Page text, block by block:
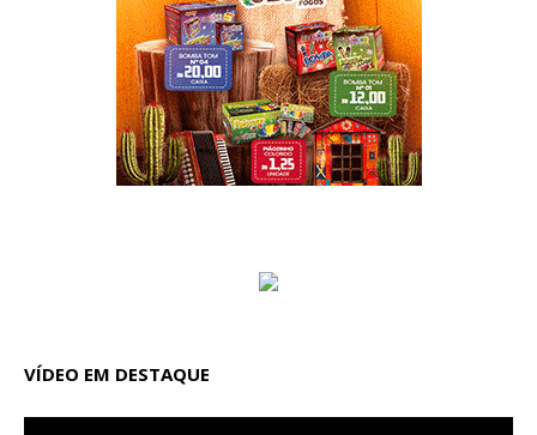
VÍDEO EM DESTAQUE